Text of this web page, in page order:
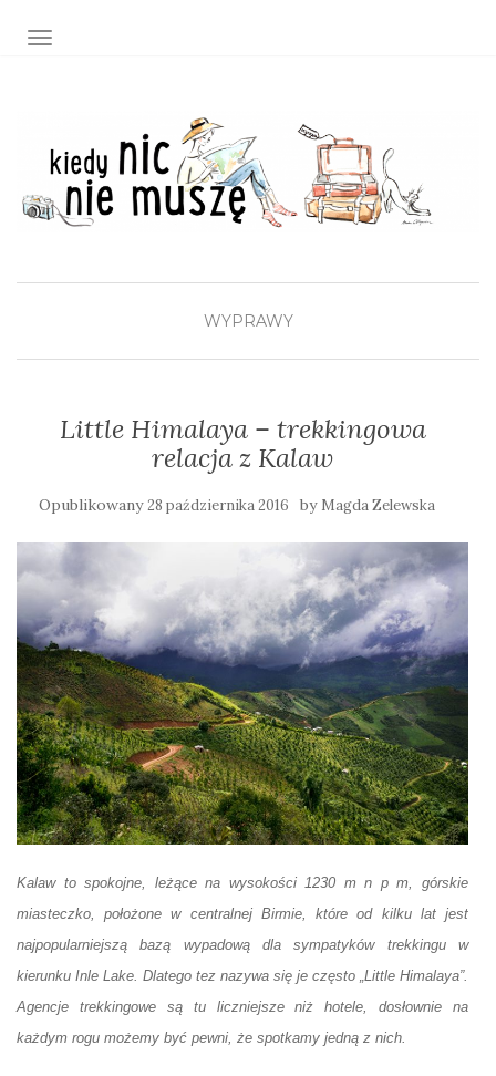
TOGGLE NAVIGATION
WYPRAWY
Little Himalaya – trekkingowa
relacja z Kalaw
Opublikowany28 października 2016 by Magda Zelewska
Kalaw to spokojne, leżące na wysokości 1230 m n p m, górskie
miasteczko, położone w centralnej Birmie, które od kilku lat jest
najpopularniejszą bazą wypadową dla sympatyków trekkingu w
kierunku Inle Lake. Dlatego tez nazywa się je często „Little Himalaya”.
Agencje trekkingowe są tu liczniejsze niż hotele, dosłownie na
każdym rogu możemy być pewni, że spotkamy jedną z nich.